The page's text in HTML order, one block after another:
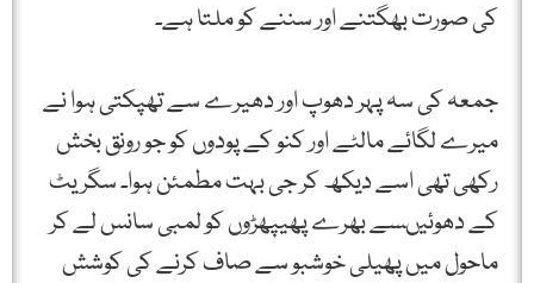
کی صورت بھگتنے اور سننے کو ملتا ہے۔
جمعہ کی سہ پہر دھوپ اور دھیرے سے تھپکتی ہوا نے
میرے لگائے مالٹے اور کنو کے پودوں کو جو رونق بخش
رکھی تھی اسے دیکھ کر جی بہت مطمئن ہوا۔ سگریٹ
کے دھوئیںسے بھرے پھیپھڑوں کو لمبی سانس لے کر
ماحول میں پھیلی خوشبو سے صاف کرنے کی کوشش